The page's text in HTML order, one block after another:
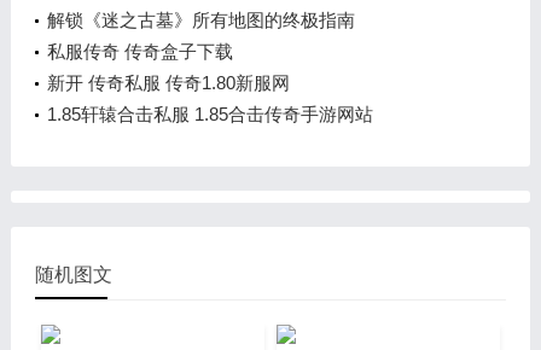
解锁《迷之古墓》所有地图的终极指南
私服传奇 传奇盒子下载
新开 传奇私服 传奇1.80新服网
1.85轩辕合击私服 1.85合击传奇手游网站
随机图文